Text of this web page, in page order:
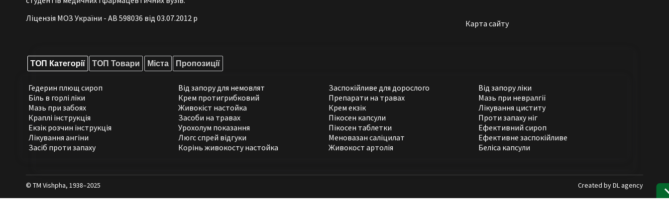
Ліцензія МОЗ України - АВ 598036 від 03.07.2012 р
Карта сайту
ТОП Категорії ТОП Товари Міста Пропозиції
Гедерин плющ сироп
Біль в горлі ліки
Мазь при забоях
Краплі інструкція
Екзік розчин інструкція
Лікування ангіни
Засіб проти запаху
Від запору для немовлят
Крем протигрибковий
Живокіст настойка
Засоби на травах
Урохолум показання
Люгс спрей відгуки
Корінь живокосту настойка
Заспокійливе для дорослого
Препарати на травах
Крем екзік
Пікосен капсули
Пікосен таблетки
Меновазан саліцилат
Живокост артолія
Від запору ліки
Мазь при невралгії
Лікування циститу
Проти запаху ніг
Ефективний сироп
Ефективне заспокійливе
Беліса капсули
© ТМ Vishpha, 1938–2025 Created byDL agency